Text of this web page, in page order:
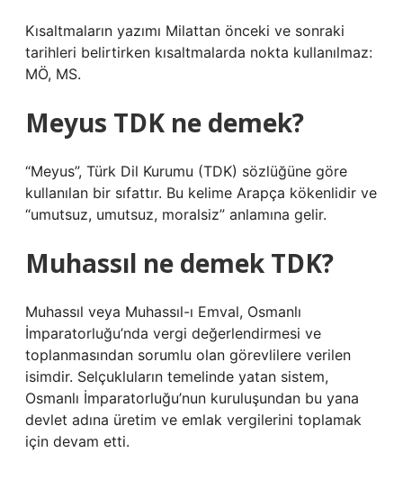
Kısaltmaların yazımı Milattan önceki ve sonraki
tarihleri ​​belirtirken kısaltmalarda nokta kullanılmaz:
MÖ, MS.
Meyus TDK ne demek?
“Meyus”, Türk Dil Kurumu (TDK) sözlüğüne göre
kullanılan bir sıfattır. Bu kelime Arapça kökenlidir ve
“umutsuz, umutsuz, moralsiz” anlamına gelir.
Muhassıl ne demek TDK?
Muhassıl veya Muhassıl-ı Emval, Osmanlı
İmparatorluğu’nda vergi değerlendirmesi ve
toplanmasından sorumlu olan görevlilere verilen
isimdir. Selçukluların temelinde yatan sistem,
Osmanlı İmparatorluğu’nun kuruluşundan bu yana
devlet adına üretim ve emlak vergilerini toplamak
için devam etti.